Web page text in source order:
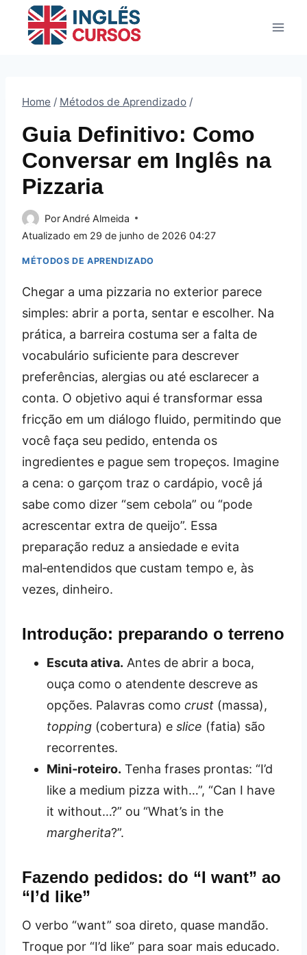
Home / Métodos de Aprendizado /
Guia Definitivo: Como
Conversar em Inglês na
Pizzaria
Por André Almeida
Atualizado em 29 de junho de 2026 04:27
MÉTODOS DE APRENDIZADO
Chegar a uma pizzaria no exterior parece
simples: abrir a porta, sentar e escolher. Na
prática, a barreira costuma ser a falta de
vocabulário suficiente para descrever
preferências, alergias ou até esclarecer a
conta. O objetivo aqui é transformar essa
fricção em um diálogo fluido, permitindo que
você faça seu pedido, entenda os
ingredientes e pague sem tropeços. Imagine
a cena: o garçom traz o cardápio, você já
sabe como dizer “sem cebola” ou “pode
acrescentar extra de queijo”. Essa
preparação reduz a ansiedade e evita
mal‑entendidos que custam tempo e, às
vezes, dinheiro.
Introdução: preparando o terreno
Escuta ativa. Antes de abrir a boca,
ouça como o atendente descreve as
opções. Palavras como crust (massa),
topping (cobertura) e slice (fatia) são
recorrentes.
Mini‑roteiro. Tenha frases prontas: “I’d
like a medium pizza with…”, “Can I have
it without…?” ou “What’s in the
margherita?”.
Fazendo pedidos: do “I want” ao
“I’d like”
O verbo “want” soa direto, quase mandão.
Troque por “I’d like” para soar mais educado.